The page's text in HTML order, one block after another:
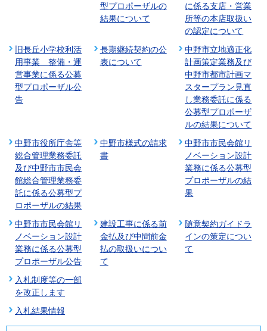
型プロポーザルの
結果について
に係る支店・営業
所等の本店取扱い
の認定について
旧長丘小学校利活
用事業 整備・運
営事業に係る公募
型プロポーザル公
告
長期継続契約の公
表について
中野市立地適正化
計画策定業務及び
中野市都市計画マ
スタープラン見直
し業務委託に係る
公募型プロポーザ
ルの結果について
中野市役所庁舎等
総合管理業務委託
及び中野市市民会
館総合管理業務委
託に係る公募型プ
ロポーザルの結果
中野市様式の請求
書
中野市市民会館リ
ノベーション設計
業務に係る公募型
プロポーザルの結
果
中野市市民会館リ
ノベーション設計
業務に係る公募型
プロポーザル公告
建設工事に係る前
金払及び中間前金
払の取扱いについ
て
随意契約ガイドラ
インの策定につい
て
入札制度等の一部
を改正します
入札結果情報